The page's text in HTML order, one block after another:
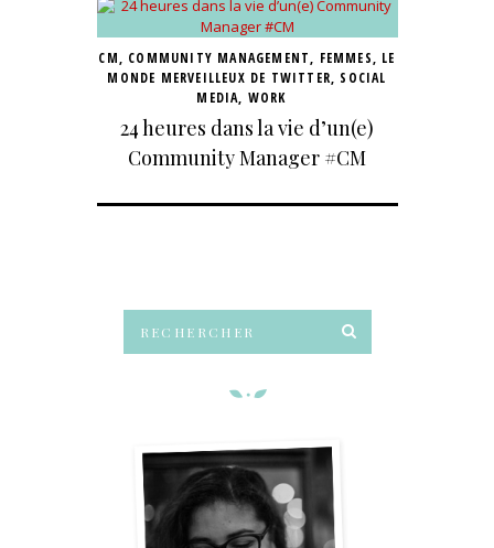
CM, COMMUNITY MANAGEMENT, FEMMES, LE
MONDE MERVEILLEUX DE TWITTER, SOCIAL
MEDIA, WORK
24 heures dans la vie d’un(e)
Community Manager #CM